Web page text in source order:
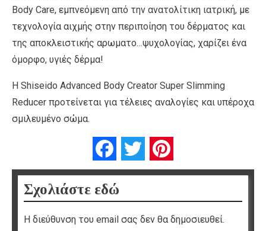
Body Care, εμπνεόμενη από την ανατολίτικη ιατρική, με
τεχνολογία αιχμής στην περιποίηση του δέρματος και
της αποκλειστικής αρωματο…ψυχολογίας, χαρίζει ένα
όμορφο, υγιές δέρμα!
Η Shiseido Advanced Body Creator Super Slimming
Reducer προτείνεται για τέλειες αναλογίες και υπέροχα
σμιλευμένο σώμα.
FacebookTwitter
Σχολιάστε εδώ
Η διεύθυνση του email σας δεν θα δημοσιευθεί.